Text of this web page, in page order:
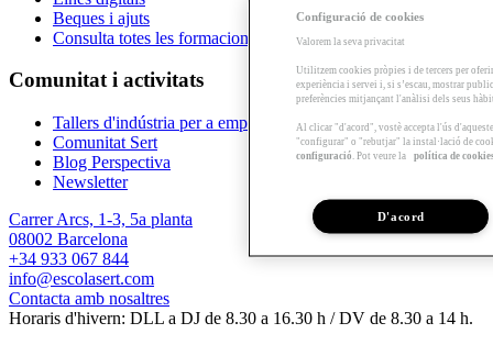
Beques i ajuts
Consulta totes les formacions
Comunitat i activitats
Tallers d'indústria per a empreses
Comunitat Sert
Blog Perspectiva
Newsletter
Carrer Arcs, 1-3, 5a planta
08002 Barcelona
+34 933 067 844
info@escolasert.com
Contacta amb nosaltres
Horaris d'hivern: DLL a DJ de 8.30 a 16.30 h / DV de 8.30 a 14 h.
Configuració de cookies
Valorem la seva privacitat
Utilitzem cookies pròpies i de tercers per
experiència i servei i, si s’escau, mostrar
preferències mitjançant l'anàlisi dels seus
Al clicar "d'acord", vostè accepta l'ús
"configurar" o "rebutjar" la instal·lació de
configuració . Pot veure la política de
D'acord